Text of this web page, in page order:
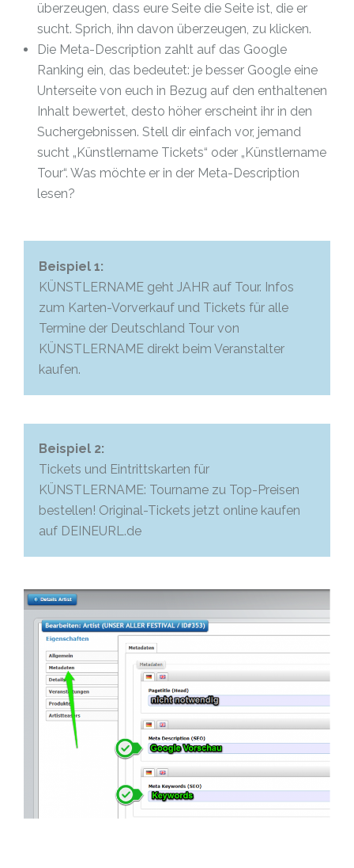
überzeugen, dass eure Seite die Seite ist, die er
sucht. Sprich, ihn davon überzeugen, zu klicken.
Die Meta-Description zahlt auf das Google
Ranking ein, das bedeutet: je besser Google eine
Unterseite von euch in Bezug auf den enthaltenen
Inhalt bewertet, desto höher erscheint ihr in den
Suchergebnissen. Stell dir einfach vor, jemand
sucht „Künstlername Tickets“ oder „Künstlername
Tour“. Was möchte er in der Meta-Description
lesen?
Beispiel 1:
KÜNSTLERNAME geht JAHR auf Tour. Infos
zum Karten-Vorverkauf und Tickets für alle
Termine der Deutschland Tour von
KÜNSTLERNAME direkt beim Veranstalter
kaufen.
Beispiel 2:
Tickets und Eintrittskarten für
KÜNSTLERNAME: Tourname zu Top-Preisen
bestellen! Original-Tickets jetzt online kaufen
auf DEINEURL.de